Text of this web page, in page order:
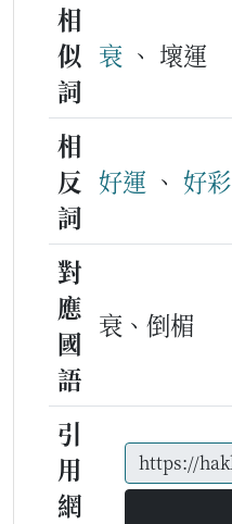
相
似
詞
衰 、 壞運
相
反
詞
好運 、 好彩
對
應
國
語
衰、倒楣
引
用
網